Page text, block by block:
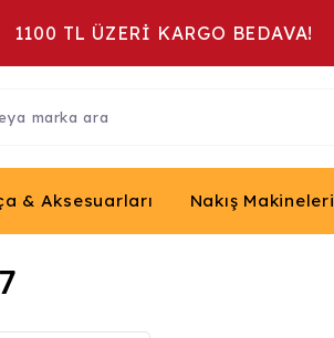
1100 TL ÜZERİ KARGO BEDAVA!
& Aksesuarları Nakış Makineleri